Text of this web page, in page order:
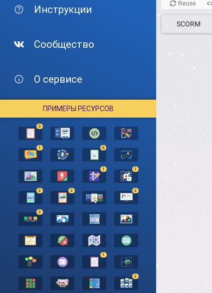
Инструкции
Сообщество
О сервисе
ПРИМЕРЫ РЕСУРСОВ
3
1 6
1 1
2 2 2
2
1
2
SCORM